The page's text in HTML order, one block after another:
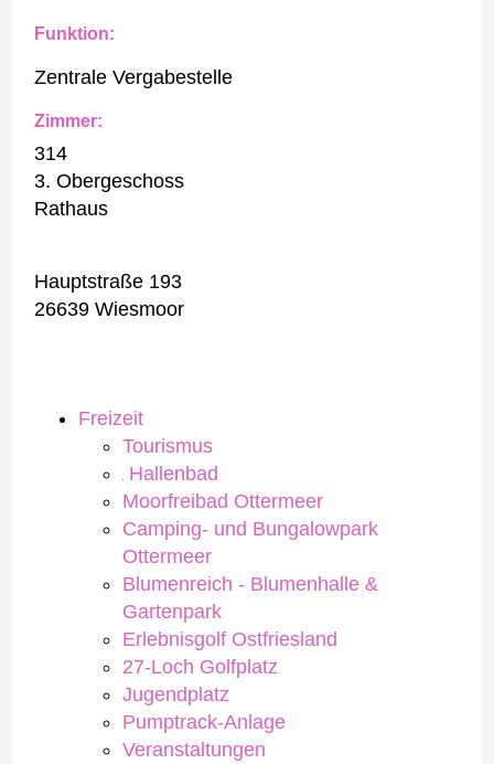
Freizeit
Tourismus
Hallenbad
Moorfreibad Ottermeer
Camping- und Bungalowpark
Ottermeer
Blumenreich - Blumenhalle &
Gartenpark
Erlebnisgolf Ostfriesland
27-Loch Golfplatz
Jugendplatz
Pumptrack-Anlage
Veranstaltungen
Funktion:
Zentrale Vergabestelle
Zimmer:
314
3. Obergeschoss
Rathaus
Hauptstraße 193
26639 Wiesmoor